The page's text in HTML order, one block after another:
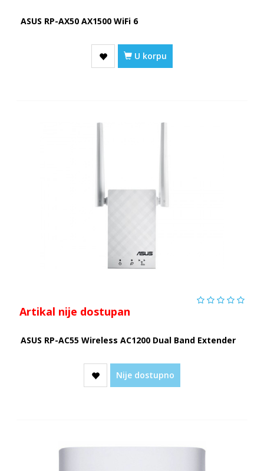
ASUS RP-AX50 AX1500 WiFi 6
U korpu
Artikal nije dostupan
ASUS RP-AC55 Wireless AC1200 Dual Band Extender
Nije dostupno